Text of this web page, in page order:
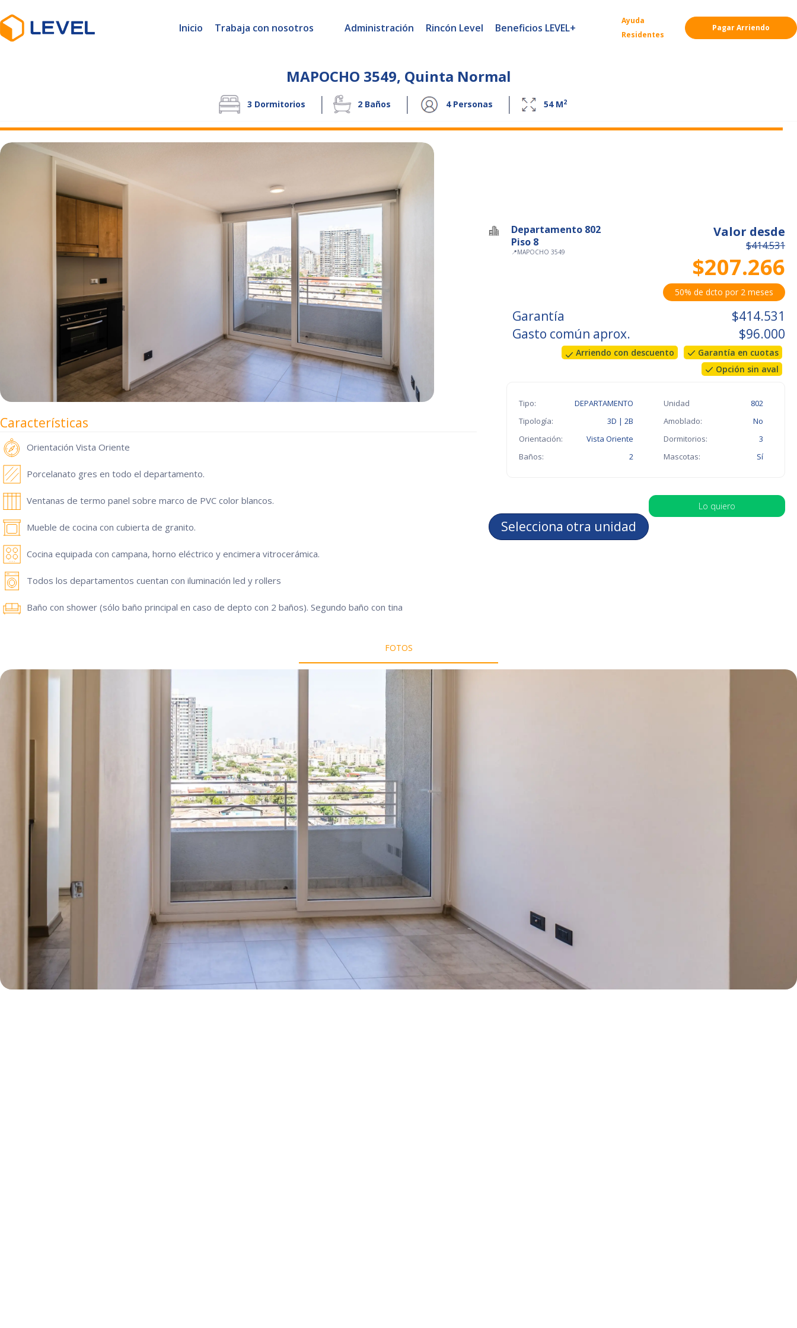
Inicio Trabaja con nosotros Administración Rincón Level Beneficios LEVEL+
Ayuda
Residentes
Pagar Arriendo
MAPOCHO 3549, Quinta Normal
3 Dormitorios | 2 Baños | 4Personas | 54M2
Características
Orientación Vista Oriente
Porcelanato gres en todo el departamento.
Ventanas de termo panel sobre marco de PVC color blancos.
Mueble de cocina con cubierta de granito.
Cocina equipada con campana, horno eléctrico y encimera vitrocerámica.
Todos los departamentos cuentan con iluminación led y rollers
Baño con shower (sólo baño principal en caso de depto con 2 baños). Segundo baño con tina
Departamento 802
Piso 8
📍MAPOCHO 3549
Valor desde
$414.531
$207.266
50% de dcto por 2 meses
Garantía
Gasto común aprox.
$414.531
$96.000
Arriendo con descuento
Garantía en cuotas
Opción sin aval
Tipo:
Tipología:
Orientación:
Baños:
DEPARTAMENTO
3D | 2B
Vista Oriente
2
Unidad
Amoblado:
Dormitorios:
Mascotas:
802
No
3
Sí
Selecciona otra unidad
Lo quiero
FOTOS